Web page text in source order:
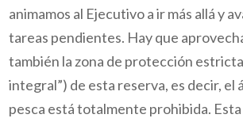
animamos al Ejecutivo a ir más allá y
tareas pendientes. Hay que
también la zona de protección
integral”) de esta reserva, es decir, el
pesca está totalmente prohibida. Esta